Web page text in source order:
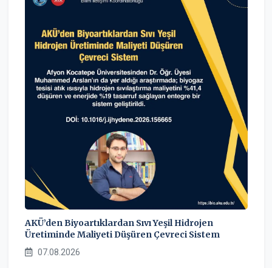
AKÜ’den Biyoartıklardan Sıvı Yeşil Hidrojen
Üretiminde Maliyeti Düşüren Çevreci Sistem
07.08.2026